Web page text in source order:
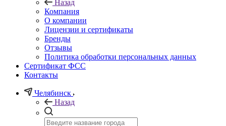
Назад
Компания
О компании
Лицензии и сертификаты
Бренды
Отзывы
Политика обработки персональных данных
Сертификат ФСС
Контакты
Челябинск
Назад